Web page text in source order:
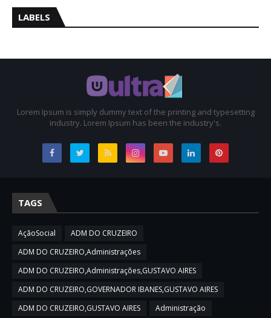
LABELS
Lorem Ipsum is simply dummy text of the printing and typesetting
industry. Lorem Ipsum has been the industry's.
TAGS
AçãoSocial
ADM DO CRUZEIRO
ADM DO CRUZEIRO,Administrações
ADM DO CRUZEIRO,Administrações,GUSTAVO AIRES
ADM DO CRUZEIRO,GOVERNADOR IBANES,GUSTAVO AIRES
ADM DO CRUZEIRO,GUSTAVO AIRES
Administração